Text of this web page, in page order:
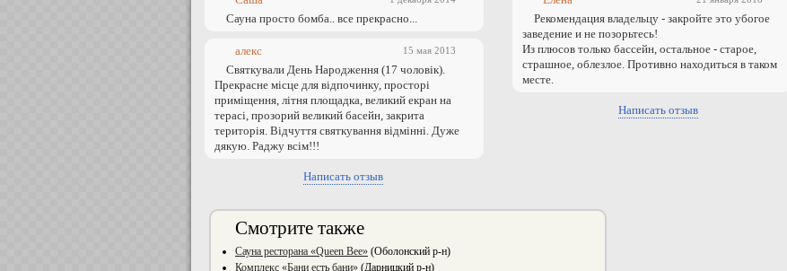
Сауна просто бомба.. все прекрасно...
15 мая 2013
алекс
Святкували День Народження (17 чоловік).
Прекрасне місце для відпочинку, просторі
приміщення, літня площадка, великий екран на
терасі, прозорий великий басейн, закрита
територія. Відчуття святкування відмінні. Дуже
дякую. Раджу всім!!!
Написать отзыв
Рекомендация владельцу - закройте это убогое
заведение и не позорьтесь!
Из плюсов только бассейн, остальное - старое,
страшное, облезлое. Противно находиться в таком
месте.
Написать отзыв
Смотрите также
Сауна ресторана «Queen Bee» (Оболонский р-н)
Комплекс «Бани есть бани» (Дарницкий р-н)